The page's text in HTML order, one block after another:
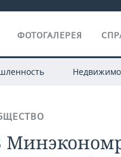
ФОТОГАЛЕРЕЯ